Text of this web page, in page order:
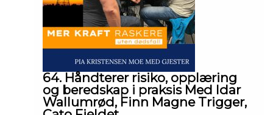
64. Håndterer risiko, opplæring
og beredskap i praksis Med Idar
Wallumrød, Finn Magne Trigger,